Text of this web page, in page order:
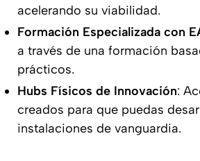
acelerando su viabilidad.
Formación Especializada con
a través de una formación
prácticos.
Hubs Físicos de Innovación:
creados para que puedas
instalaciones de vanguardia.